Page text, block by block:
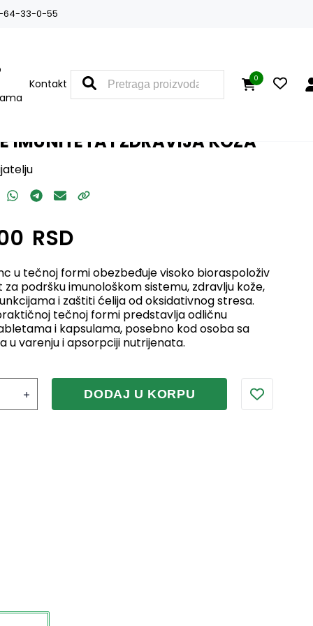
64-33-0-55
0
Kontakt
IMUNITETA I ZDRAVIJA KOŽA
RSD
u tečnoj formi obezbeđuje visoko bioraspoloživ
podršku imunološkom sistemu, zdravlju kože,
i zaštiti ćelija od oksidativnog stresa.
tečnoj formi predstavlja odličnu
i kapsulama, posebno kod osoba sa
u varenju i apsorpciji nutrijenata.
DODAJ U KORPU